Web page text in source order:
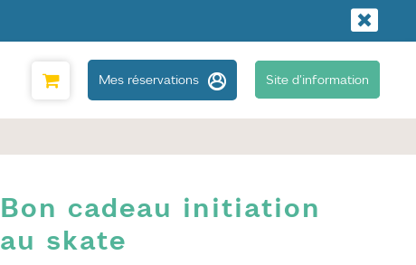
Mes réservations Site d'information
Bon cadeau initiation
au skate